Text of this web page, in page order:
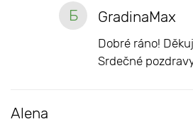
Б GradinaMax
Dobré ráno!
Srdečné
Alena